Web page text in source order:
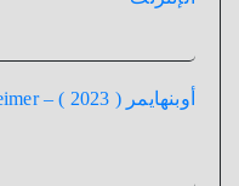
أوبنهايمر ( 2023 ) – Oppenheimer